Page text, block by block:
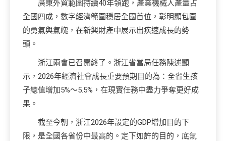
廣東外貿範圍持續40年領跑，產業機械人產量占
全國四成，數字經濟範圍穩居全國首位，彰明顯包圍
的勇氣與氣魄，在新興財產中展示出疾速成長的勢
頭。
浙江兩會已召開終了。浙江省當局任務陳述顯
示，2026年經濟社會成長重要預期目的為：全省生孩
子總值增加5%～5.5%，在現實任務中盡力爭奪更好成
果。
截至今朝，浙江2026年設定的GDP增加目的下
限，是全國各省份中最高的。定下如許的目的，底氣